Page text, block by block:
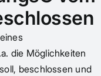
die Möglichkeiten
beschlossen und